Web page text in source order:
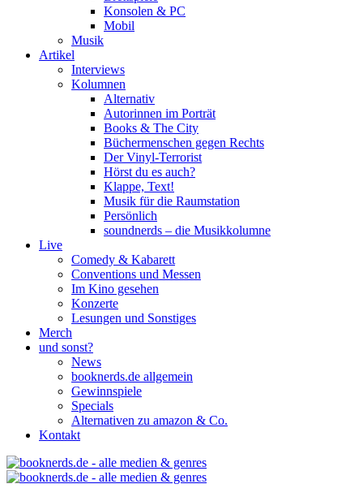
Konsolen & PC
Mobil
Musik
Artikel
Interviews
Kolumnen
Alternativ
Autorinnen im Porträt
Books & The City
Büchermenschen gegen Rechts
Der Vinyl-Terrorist
Hörst du es auch?
Klappe, Text!
Musik für die Raumstation
Persönlich
soundnerds – die Musikkolumne
Live
Comedy & Kabarett
Conventions und Messen
Im Kino gesehen
Konzerte
Lesungen und Sonstiges
Merch
und sonst?
News
booknerds.de allgemein
Gewinnspiele
Specials
Alternativen zu amazon & Co.
Kontakt